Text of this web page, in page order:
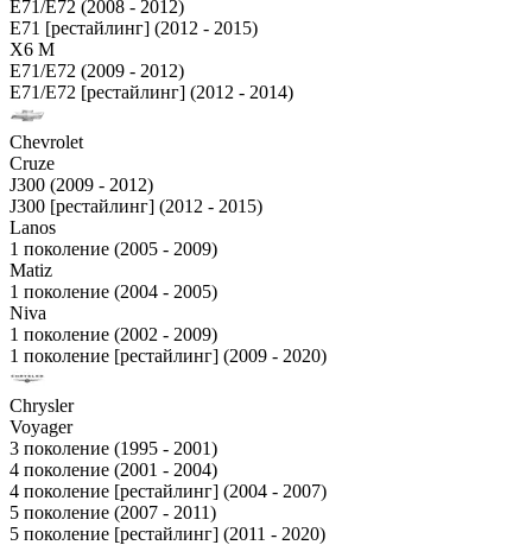
E71/E72 (2008 - 2012)
E71 [рестайлинг] (2012 - 2015)
X6 M
E71/E72 (2009 - 2012)
E71/E72 [рестайлинг] (2012 - 2014)
Chevrolet
Cruze
J300 (2009 - 2012)
J300 [рестайлинг] (2012 - 2015)
Lanos
1 поколение (2005 - 2009)
Matiz
1 поколение (2004 - 2005)
Niva
1 поколение (2002 - 2009)
1 поколение [рестайлинг] (2009 - 2020)
Chrysler
Voyager
3 поколение (1995 - 2001)
4 поколение (2001 - 2004)
4 поколение [рестайлинг] (2004 - 2007)
5 поколение (2007 - 2011)
5 поколение [рестайлинг] (2011 - 2020)